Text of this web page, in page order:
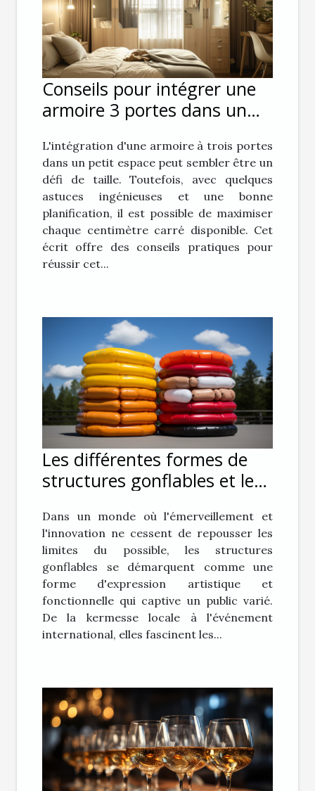
Conseils pour intégrer une
armoire 3 portes dans un
L'intégration d'une armoire à trois portes
dans un petit espace peut sembler être un
défi de taille. Toutefois, avec quelques
astuces ingénieuses et une bonne
planification, il est possible de maximiser
chaque centimètre carré disponible. Cet
écrit offre des conseils pratiques pour
réussir cet...
Les différentes formes de
structures gonflables et leur
Dans un monde où l'émerveillement et
l'innovation ne cessent de repousser les
limites du possible, les structures
gonflables se démarquent comme une
forme d'expression artistique et
fonctionnelle qui captive un public varié.
De la kermesse locale à l'événement
international, elles fascinent les...